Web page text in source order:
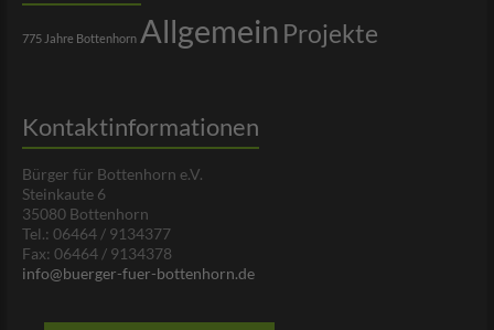
775 Jahre Bottenhorn Allgemein Projekte
Kontaktinformationen
Bürger für Bottenhorn e.V.
Steinkaute 6
35080 Bottenhorn
Tel.: 06464 / 9134377
Fax: 06464 / 9134378
info@buerger-fuer-bottenhorn.de